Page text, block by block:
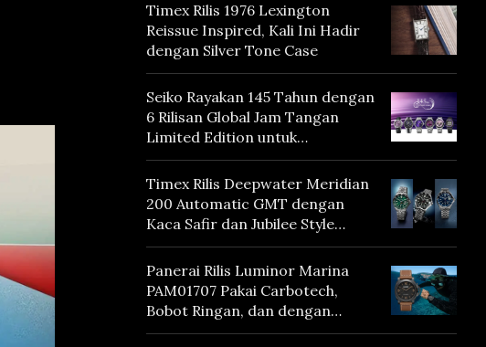
Timex Rilis 1976 Lexington
Reissue Inspired, Kali Ini Hadir
dengan Silver Tone Case
Seiko Rayakan 145 Tahun dengan
6 Rilisan Global Jam Tangan
Limited Edition untuk
Menghormati Edo Purple,
Warna yang Mencerminkan
Warisan Tokyo
Timex Rilis Deepwater Meridian
200 Automatic GMT dengan
Kaca Safir dan Jubilee Style
Bracelet
Panerai Rilis Luminor Marina
PAM01707 Pakai Carbotech,
Bobot Ringan, dan dengan
Vintage Vibes